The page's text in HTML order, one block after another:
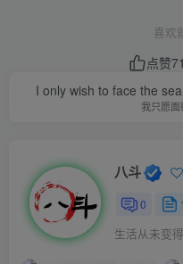
喜欢
点赞71
I only wish to face the
我只愿
八斗
0
生活从未变